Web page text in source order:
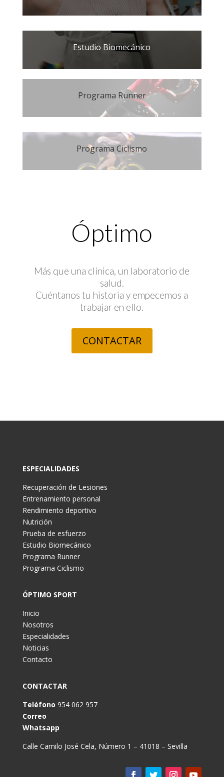
Estudio Biomecánico
Programa Runner
Programa Ciclismo
Óptimo
Más que una clínica, un laboratorio de
salud.
Cuéntanos tu historia y empecemos a
trabajar en ello.
CONTACTAR
ESPECIALIDADES
Recuperación de Lesiones
Entrenamiento personal
Rendimiento deportivo
Nutrición
Prueba de esfuerzo
Estudio Biomecánico
Programa Runner
Programa Ciclismo
ÓPTIMO SPORT
Inicio
Nosotros
Especialidades
Noticias
Contacto
CONTACTAR
Teléfono 954 062 957
Correo
Whatsapp
Calle Camilo José Cela, Número 1 – 41018 – Sevilla